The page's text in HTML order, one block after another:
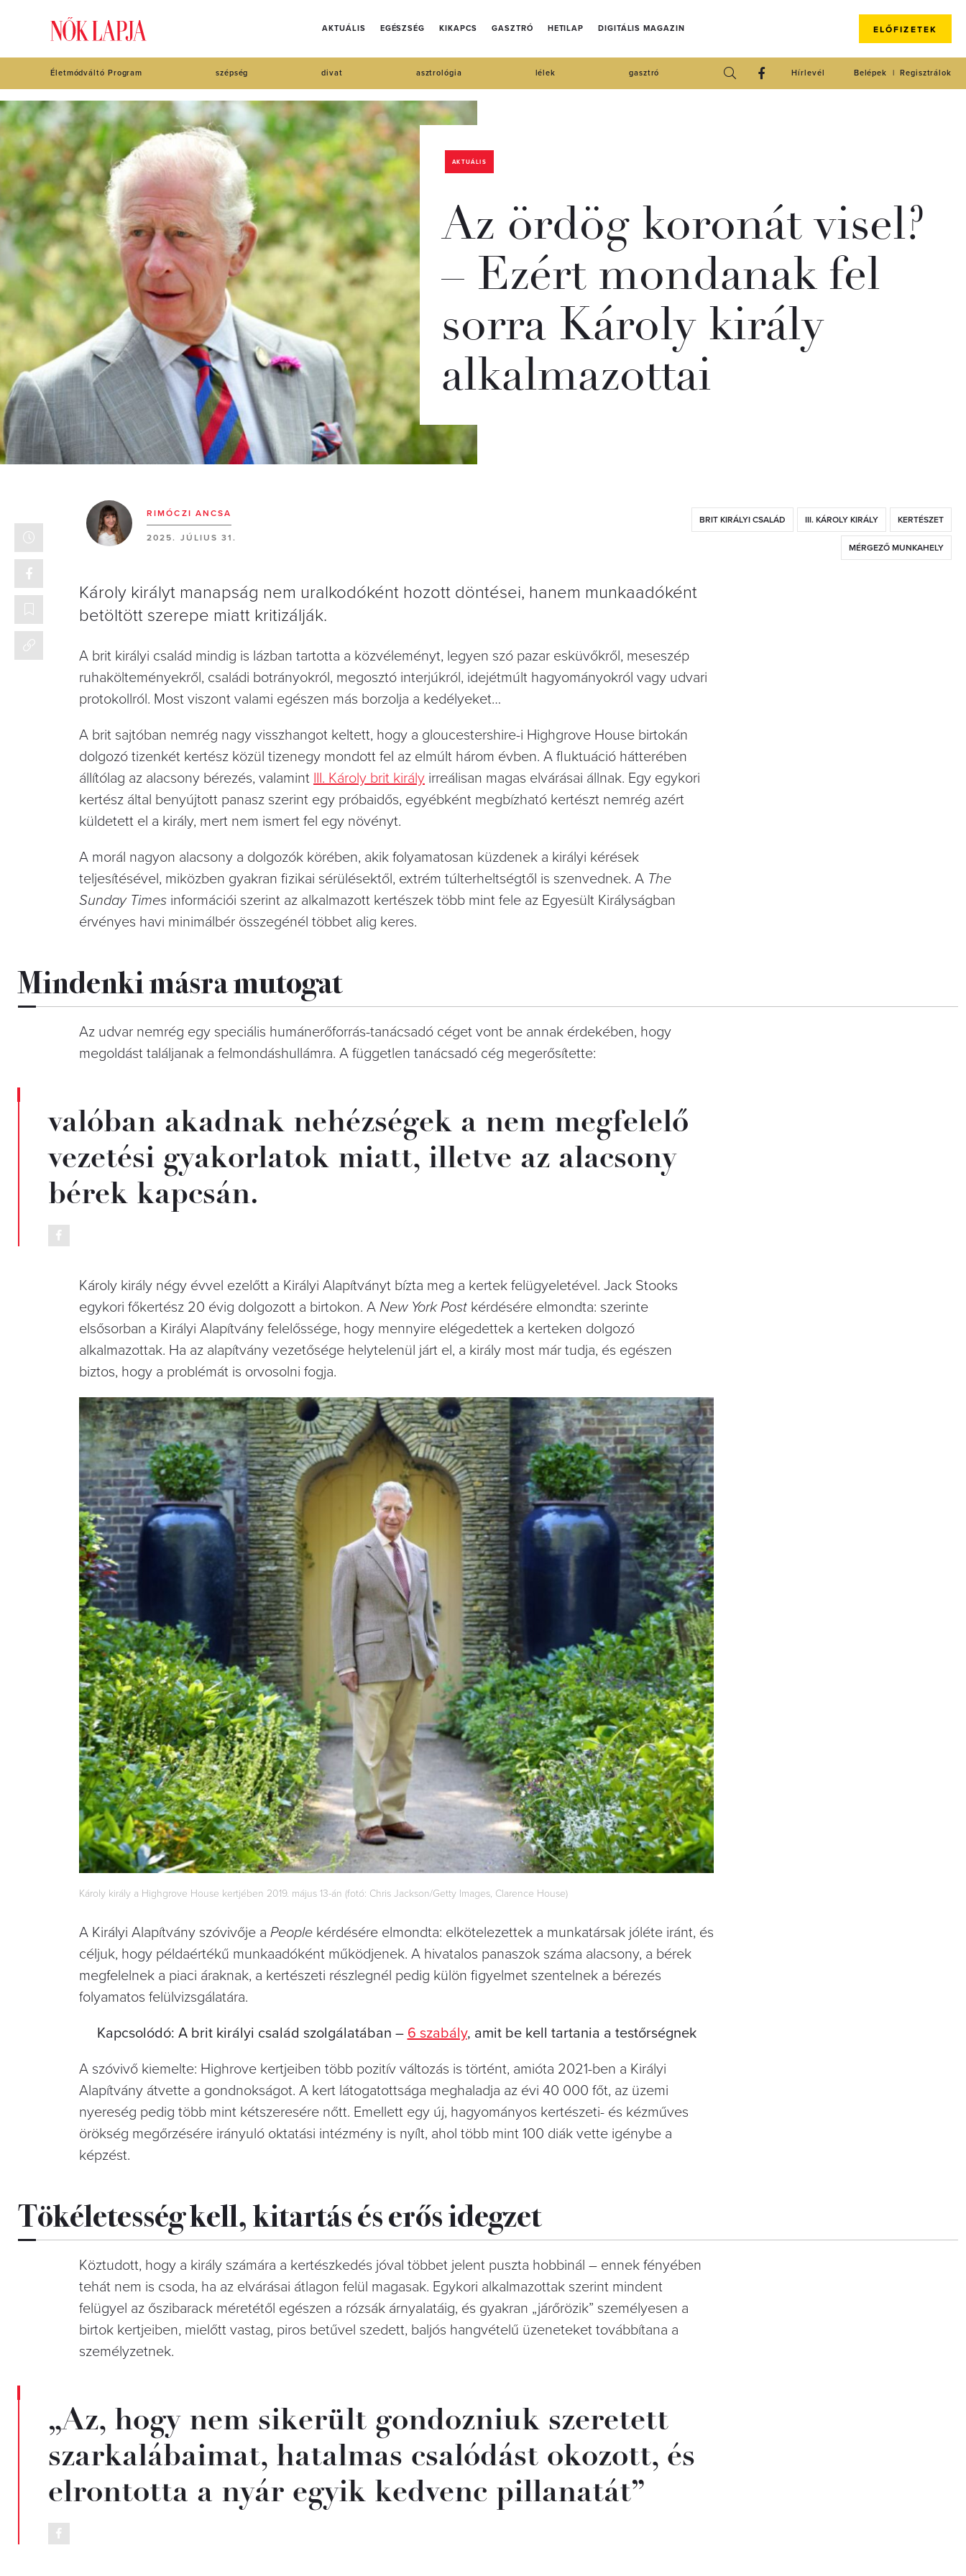
AKTUÁLIS EGÉSZSÉG KIKAPCS GASZTRÓ HETILAP DIGITÁLIS MAGAZIN ELŐFIZETEK
Életmódváltó Program szépség divat asztrológia lélek gasztró Regisztrálok
Belépek
Hírlevél
AKTUÁLIS
Az ördög koronát visel?
– Ezért mondanak fel
sorra Károly király
alkalmazottai
RIMÓCZI ANCSA
2025. JÚLIUS 31.
BRIT KIRÁLYI CSALÁD III. KÁROLY KIRÁLY KERTÉSZET
MÉRGEZŐ MUNKAHELY
Károly királyt manapság nem uralkodóként hozott döntései, hanem munkaadóként
betöltött szerepe miatt kritizálják.
A brit királyi család mindig is lázban tartotta a közvéleményt, legyen szó pazar esküvőkről, meseszép
ruhakölteményekről, családi botrányokról, megosztó interjúkról, idejétmúlt hagyományokról vagy udvari
protokollról. Most viszont valami egészen más borzolja a kedélyeket…
A brit sajtóban nemrég nagy visszhangot keltett, hogy a gloucestershire-i Highgrove House birtokán
dolgozó tizenkét kertész közül tizenegy mondott fel az elmúlt három évben. A fluktuáció hátterében
állítólag az alacsony bérezés, valamint III. Károly brit király irreálisan magas elvárásai állnak. Egy egykori
kertész által benyújtott panasz szerint egy próbaidős, egyébként megbízható kertészt nemrég azért
küldetett el a király, mert nem ismert fel egy növényt.
A morál nagyon alacsony a dolgozók körében, akik folyamatosan küzdenek a királyi kérések
teljesítésével, miközben gyakran fizikai sérülésektől, extrém túlterheltségtől is szenvednek. A The
Sunday Times információi szerint az alkalmazott kertészek több mint fele az Egyesült Királyságban
érvényes havi minimálbér összegénél többet alig keres.
Mindenki másra mutogat
Az udvar nemrég egy speciális humánerőforrás-tanácsadó céget vont be annak érdekében, hogy
megoldást találjanak a felmondáshullámra. A független tanácsadó cég megerősítette:
valóban akadnak nehézségek a nem megfelelő
vezetési gyakorlatok miatt, illetve az alacsony
bérek kapcsán.
Károly király négy évvel ezelőtt a Királyi Alapítványt bízta meg a kertek felügyeletével. Jack Stooks
egykori főkertész 20 évig dolgozott a birtokon. A New York Post kérdésére elmondta: szerinte
elsősorban a Királyi Alapítvány felelőssége, hogy mennyire elégedettek a kerteken dolgozó
alkalmazottak. Ha az alapítvány vezetősége helytelenül járt el, a király most már tudja, és egészen
biztos, hogy a problémát is orvosolni fogja.
Károly király a Highgrove House kertjében 2019. május 13-án (fotó: Chris Jackson/Getty Images, Clarence House)
A Királyi Alapítvány szóvivője a People kérdésére elmondta: elkötelezettek a munkatársak jóléte iránt, és
céljuk, hogy példaértékű munkaadóként működjenek. A hivatalos panaszok száma alacsony, a bérek
megfelelnek a piaci áraknak, a kertészeti részlegnél pedig külön figyelmet szentelnek a bérezés
folyamatos felülvizsgálatára.
Kapcsolódó: A brit királyi család szolgálatában – 6 szabály, amit be kell tartania a testőrségnek
A szóvivő kiemelte: Highrove kertjeiben több pozitív változás is történt, amióta 2021-ben a Királyi
Alapítvány átvette a gondnokságot. A kert látogatottsága meghaladja az évi 40 000 főt, az üzemi
nyereség pedig több mint kétszeresére nőtt. Emellett egy új, hagyományos kertészeti- és kézműves
örökség megőrzésére irányuló oktatási intézmény is nyílt, ahol több mint 100 diák vette igénybe a
képzést.
Tökéletesség kell, kitartás és erős idegzet
Köztudott, hogy a király számára a kertészkedés jóval többet jelent puszta hobbinál – ennek fényében
tehát nem is csoda, ha az elvárásai átlagon felül magasak. Egykori alkalmazottak szerint mindent
felügyel az őszibarack méretétől egészen a rózsák árnyalatáig, és gyakran „járőrözik” személyesen a
birtok kertjeiben, mielőtt vastag, piros betűvel szedett, baljós hangvételű üzeneteket továbbítana a
személyzetnek.
„Az, hogy nem sikerült gondozniuk szeretett
szarkalábaimat, hatalmas csalódást okozott, és
elrontotta a nyár egyik kedvenc pillanatát”